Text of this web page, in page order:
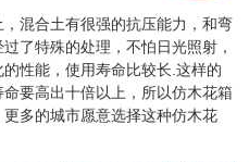
混合土有很强的抗压能力，和弯
了特殊的处理，不怕日光照射，
性能，使用寿命比较长.这样的
要高出十倍以上，所以仿木花箱
多的城市愿意选择这种仿木花